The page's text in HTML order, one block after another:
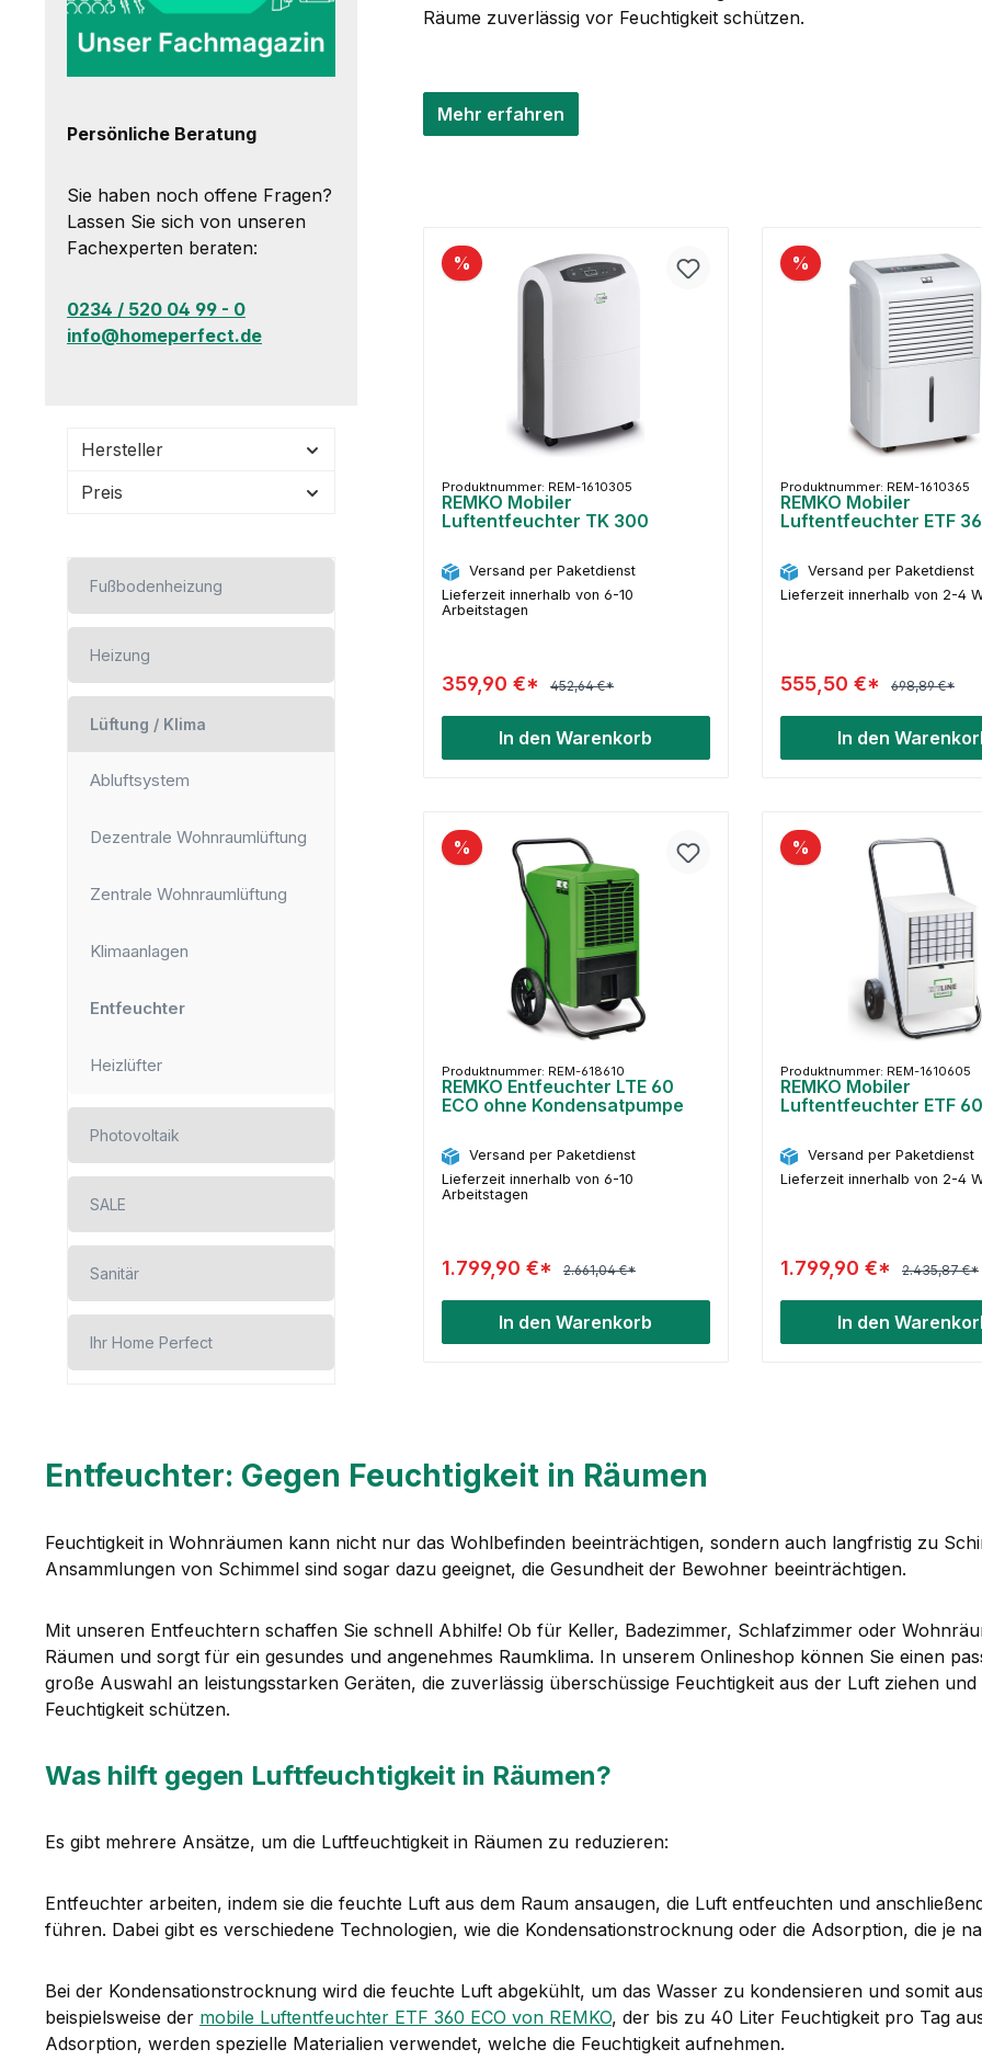
Persönliche Beratung
Sie haben noch offene Fragen?
Lassen Sie sich von unseren
Fachexperten beraten:
0234 / 520 04 99 - 0
info@homeperfect.de
Hersteller
Preis
Fußbodenheizung
Heizung
Lüftung / Klima
Abluftsystem
Dezentrale Wohnraumlüftung
Zentrale Wohnraumlüftung
Klimaanlagen
Entfeuchter
Heizlüfter
Photovoltaik
SALE
Sanitär
Ihr Home Perfect
Räume zuverlässig vor Feuchtigkeit schützen.
Mehr erfahren
%
Produktnummer: REM-1610305
REMKO Mobiler
Luftentfeuchter TK 300
Versand per Paketdienst
Lieferzeit innerhalb von 6-10
Arbeitstagen
359,90 €* 452,64 €*
In den Warenkorb
%
Produktnummer: REM-1610365
REMKO Mobiler
Luftentfeuchter ETF
Versand per Paketdienst
Lieferzeit innerhalb von 2-4
555,50 €* 698,89 €*
In den
%
Produktnummer: REM-618610
REMKO Entfeuchter LTE 60
ECO ohne Kondensatpumpe
Versand per Paketdienst
Lieferzeit innerhalb von 6-10
Arbeitstagen
1.799,90 €* 2.661,04 €*
In den Warenkorb
%
Produktnummer: REM-1610605
REMKO Mobiler
Luftentfeuchter ETF
Versand per Paketdienst
Lieferzeit innerhalb von 2-4
1.799,90 €* 2.435,87 €*
In den
Entfeuchter: Gegen Feuchtigkeit in Räumen
Feuchtigkeit in Wohnräumen kann nicht nur das Wohlbefinden beeinträchtigen, sondern auch langfristig zu
Ansammlungen von Schimmel sind sogar dazu geeignet, die Gesundheit der Bewohner beeinträchtigen.
Mit unseren Entfeuchtern schaffen Sie schnell Abhilfe! Ob für Keller, Badezimmer, Schlafzimmer oder
Räumen und sorgt für ein gesundes und angenehmes Raumklima. In unserem Onlineshop können Sie einen
große Auswahl an leistungsstarken Geräten, die zuverlässig überschüssige Feuchtigkeit aus der Luft ziehen
Feuchtigkeit schützen.
Was hilft gegen Luftfeuchtigkeit in Räumen?
Es gibt mehrere Ansätze, um die Luftfeuchtigkeit in Räumen zu reduzieren:
Entfeuchter arbeiten, indem sie die feuchte Luft aus dem Raum ansaugen, die Luft entfeuchten und
führen. Dabei gibt es verschiedene Technologien, wie die Kondensationstrocknung oder die Adsorption, die je
Bei der Kondensationstrocknung wird die feuchte Luft abgekühlt, um das Wasser zu kondensieren und somit
beispielsweise der mobile Luftentfeuchter ETF 360 ECO von REMKO, der bis zu 40 Liter Feuchtigkeit pro Tag
Adsorption, werden spezielle Materialien verwendet, welche die Feuchtigkeit aufnehmen.